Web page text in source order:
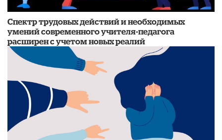
Спектр трудовых действий и необходимых
умений современного учителя-педагога
расширен с учетом новых реалий